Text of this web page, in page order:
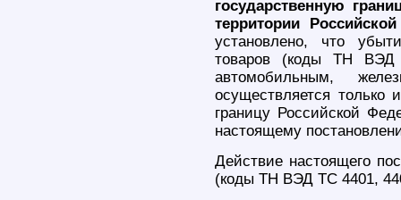
государственную
территории
установлено, что
товаров (коды ТН ВЭД
автомобильным,
осуществляется только
границу Российской
настоящему
Действие настоящего
(коды ТН ВЭД ТС 4401,